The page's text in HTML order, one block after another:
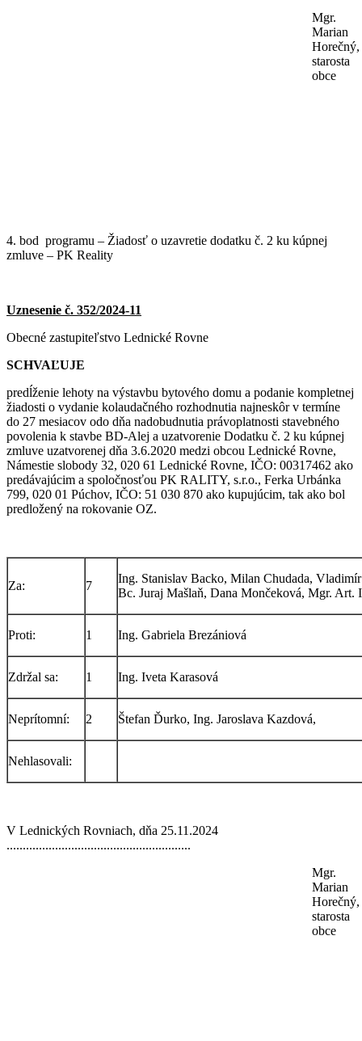
Mgr.
Marian
Horečný,
starosta
obce
4. bod programu – Žiadosť o uzavretie dodatku č. 2 ku kúpnej
zmluve – PK Reality
Uznesenie č. 352/2024-11
Obecné zastupiteľstvo Lednické Rovne
SCHVAĽUJE
predĺženie lehoty na výstavbu bytového domu a podanie kompletnej
žiadosti o vydanie kolaudačného rozhodnutia najneskôr v termíne
do 27 mesiacov odo dňa nadobudnutia právoplatnosti stavebného
povolenia k stavbe BD-Alej a uzatvorenie Dodatku č. 2 ku kúpnej
zmluve uzatvorenej dňa 3.6.2020 medzi obcou Lednické Rovne,
Námestie slobody 32, 020 61 Lednické Rovne, IČO: 00317462 ako
predávajúcim a spoločnosťou PK RALITY, s.r.o., Ferka Urbánka
799, 020 01 Púchov, IČO: 51 030 870 ako kupujúcim, tak ako bol
predložený na rokovanie OZ.
Za: 7
Ing. Stanislav Backo, Milan Chudada,
Bc. Juraj Mašlaň, Dana Mončeková, Mgr. Art.
Proti: 1 Ing. Gabriela Brezániová
Zdržal sa: 1 Ing. Iveta Karasová
Neprítomní: 2 Štefan Ďurko, Ing. Jaroslava Kazdová,
Nehlasovali:
V Lednických Rovniach, dňa 25.11.2024
.........................................................
Mgr.
Marian
Horečný,
starosta
obce